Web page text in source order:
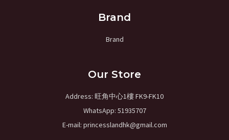
Brand
Brand
Our Store
Address: 旺角中心1樓 FK9-FK10
WhatsApp: 51935707
E-mail: princesslandhk@gmail.com